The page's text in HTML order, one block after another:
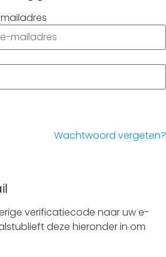
verificatiecode naar uw e-
deze hieronder in om